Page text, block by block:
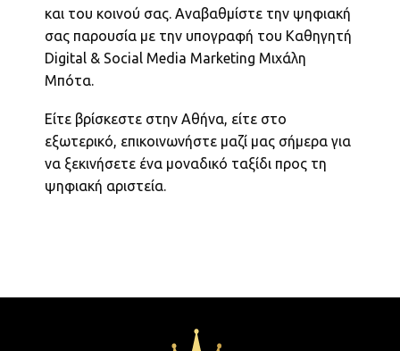
και του κοινού σας. Αναβαθμίστε την ψηφιακή
σας παρουσία με την υπογραφή του Καθηγητή
Digital & Social Media Marketing Μιχάλη
Μπότα.
Είτε βρίσκεστε στην Αθήνα, είτε στο
εξωτερικό, επικοινωνήστε μαζί μας σήμερα για
να ξεκινήσετε ένα μοναδικό ταξίδι προς τη
ψηφιακή αριστεία.